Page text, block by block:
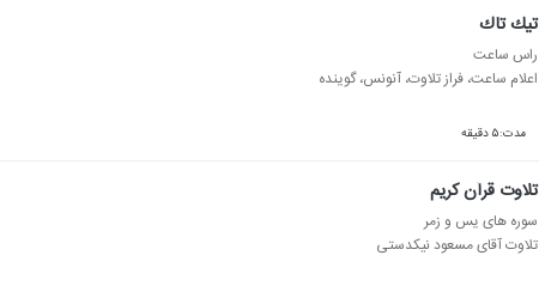
تیك تاك
راس ساعت
اعلام ساعت، فراز تلاوت، آنونس، گوینده
مدت:۵ دقیقه
تلاوت قرآن كریم
سوره های یس و زمر
تلاوت آقای مسعود نیكدستی